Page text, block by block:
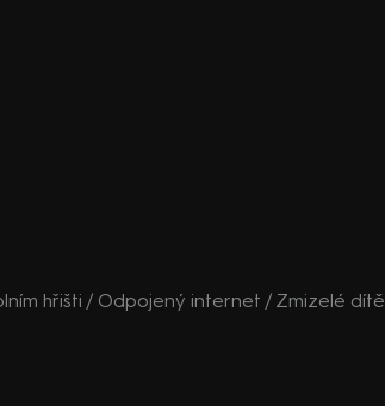
hřišti / Odpojený internet / Zmizelé dítě